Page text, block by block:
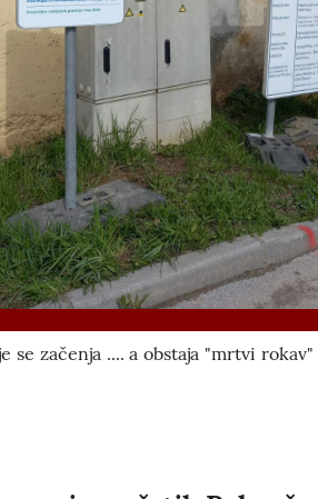
se začenja .... a obstaja "mrtvi